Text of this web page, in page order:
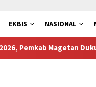
EKBIS NASIONAL
Dukung